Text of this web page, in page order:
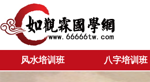
风水培训班 八字培训班
风水培训班 八字培训班